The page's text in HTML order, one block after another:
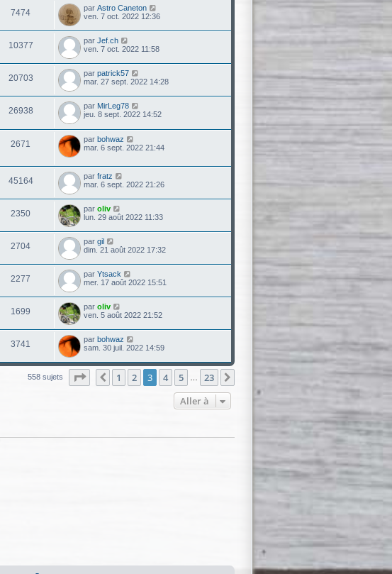
7474 par Astro Caneton
ven. 7 oct. 2022 12:36
10377 par Jef.ch
ven. 7 oct. 2022 11:58
20703 par patrick57
mar. 27 sept. 2022 14:28
26938 par MirLeg78
jeu. 8 sept. 2022 14:52
2671 par bohwaz
mar. 6 sept. 2022 21:44
45164 par fratz
mar. 6 sept. 2022 21:26
2350 par oliv
lun. 29 août 2022 11:33
2704 par gil
dim. 21 août 2022 17:32
2277 par Ytsack
mer. 17 août 2022 15:51
1699 par oliv
ven. 5 août 2022 21:52
3741 par bohwaz
sam. 30 juil. 2022 14:59
558 sujets Page sur23
Précédente
1 2 3 4 5 23 Suivante
Aller à